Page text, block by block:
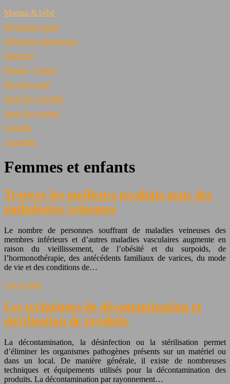
Maman & bébé
Prévention Santé
Médecines alternatives
Nutrition
Beauté – Forme
Recettes santé
Santé de la famille
Santé des seniors
Conseils
Actualités
Femmes et enfants
Trouver les meilleurs produits pour des
pathologies veineuses
Le nombre de personnes souffrant de maladies veineuses des
membres inférieurs et d’autres maladies vasculaires augmente en
raison du vieillissement, de l’obésité et du surpoids, de
l’hormonothérapie, des antécédents familiaux de varices, du mode
de vie et des conditions de…
Lire la suite
Les techniques de décontamination et
stérilisation de produits
La décontamination, la désinfection ou la stérilisation permet
d’éliminer les organismes pathogènes présents sur un matériel ou
dans un local. De manière générale, il existe de nombreuses
techniques et équipements utilisés pour la décontamination des
produits. La décontamination par rayonnement…